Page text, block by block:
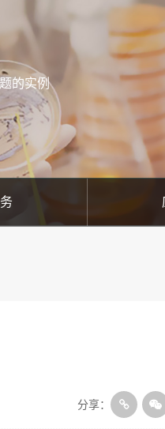
的实例
分享：